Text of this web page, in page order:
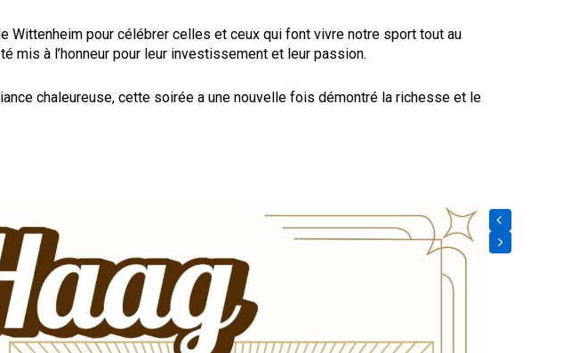
Wittenheim pour célébrer celles et ceux qui font vivre notre sport tout au
mis à l’honneur pour leur investissement et leur passion.
chaleureuse, cette soirée a une nouvelle fois démontré la richesse et le